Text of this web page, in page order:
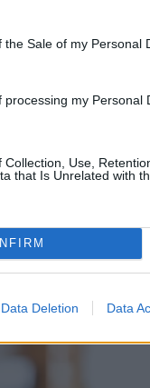
Sale of my Personal
processing my Personal
Collection, Use,
that Is Unrelated with
Data Deletion Data
lépett